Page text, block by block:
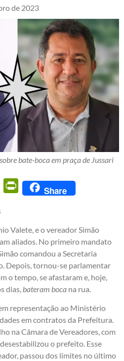
de 2023
bate-boca em praça de Jussari
Email PrintFriendly
Share
Valete, e o vereador Simão
aliados. No primeiro mandato
comandou a Secretaria
Depois, tornou-se parlamentar
o tempo, se afastaram e, hoje,
dias,bateram boca na rua.
representação ao Ministério
em contratos da Prefeitura.
na Câmara de Vereadores, com
o prefeito. Esse
passou dos limites no último